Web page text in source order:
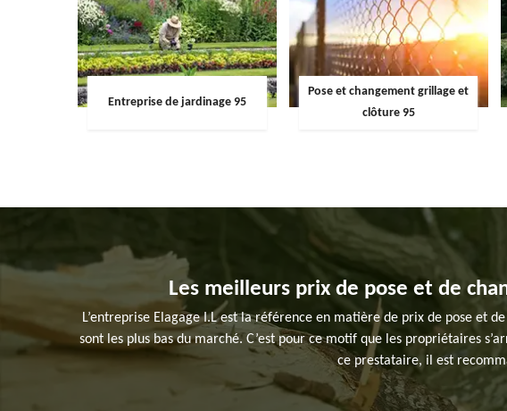
Entreprise de jardinage 95
Pose et changement grillage et
clôture 95
Les meilleurs prix de pose et de
L’entreprise Elagage I.L est la référence en matière de prix de pose et
sont les plus bas du marché. C’est pour ce motif que les propriétaires
ce prestataire, il est